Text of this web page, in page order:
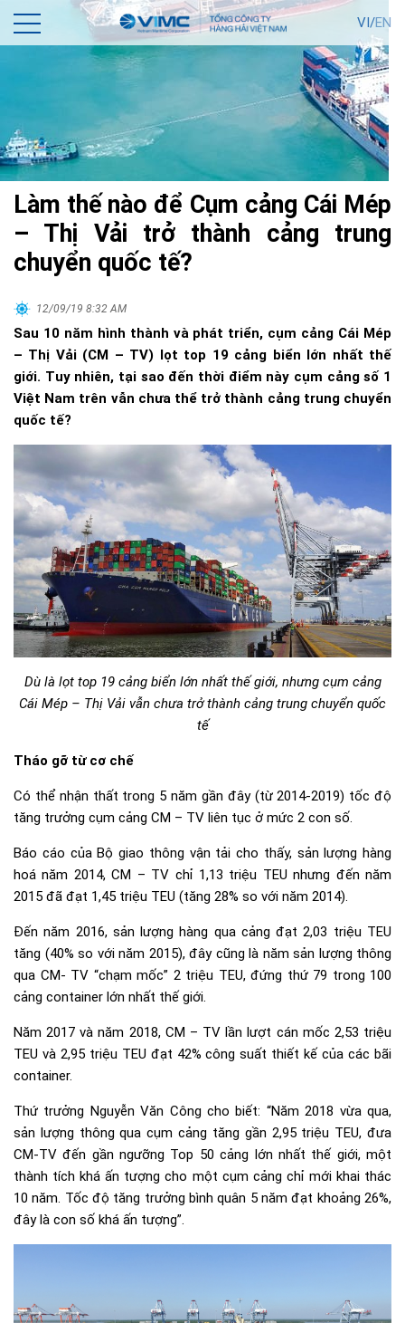
VI/EN
Làm thế nào để Cụm cảng Cái Mép
– Thị Vải trở thành cảng trung
chuyển quốc tế?
12/09/19 8:32 AM
Sau 10 năm hình thành và phát triển, cụm cảng Cái Mép
– Thị Vải (CM – TV) lọt top 19 cảng biển lớn nhất thế
giới. Tuy nhiên, tại sao đến thời điểm này cụm cảng số 1
Việt Nam trên vẫn chưa thể trở thành cảng trung chuyển
quốc tế?
Dù là lọt top 19 cảng biển lớn nhất thế giới, nhưng cụm cảng
Cái Mép – Thị Vải vẫn chưa trở thành cảng trung chuyển quốc
tế
Tháo gỡ từ cơ chế
Có thể nhận thất trong 5 năm gần đây (từ 2014-2019) tốc độ
tăng trưởng cụm cảng CM – TV liên tục ở mức 2 con số.
Báo cáo của Bộ giao thông vận tải cho thấy, sản lượng hàng
hoá năm 2014, CM – TV chỉ 1,13 triệu TEU nhưng đến năm
2015 đã đạt 1,45 triệu TEU (tăng 28% so với năm 2014).
Đến năm 2016, sản lượng hàng qua cảng đạt 2,03 triệu TEU
tăng (40% so với năm 2015), đây cũng là năm sản lượng thông
qua CM- TV “chạm mốc” 2 triệu TEU, đứng thứ 79 trong 100
cảng container lớn nhất thế giới.
Năm 2017 và năm 2018, CM – TV lần lượt cán mốc 2,53 triệu
TEU và 2,95 triệu TEU đạt 42% công suất thiết kế của các bãi
container.
Thứ trưởng Nguyễn Văn Công cho biết: “Năm 2018 vừa qua,
sản lượng thông qua cụm cảng tăng gần 2,95 triệu TEU, đưa
CM-TV đến gần ngưỡng Top 50 cảng lớn nhất thế giới, một
thành tích khá ấn tượng cho một cụm cảng chỉ mới khai thác
10 năm. Tốc độ tăng trưởng bình quân 5 năm đạt khoảng 26%,
đây là con số khá ấn tượng”.